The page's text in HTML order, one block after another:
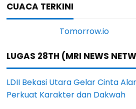
CUACA TERKINI
LUGAS 28TH (MRI NEWS
LDII Bekasi Utara Gelar Cinta
Perkuat Karakter dan Dakwah